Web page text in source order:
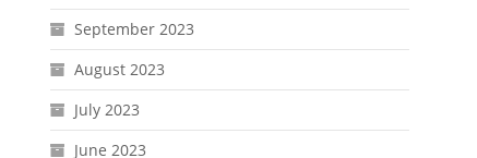
September 2023
August 2023
July 2023
June 2023